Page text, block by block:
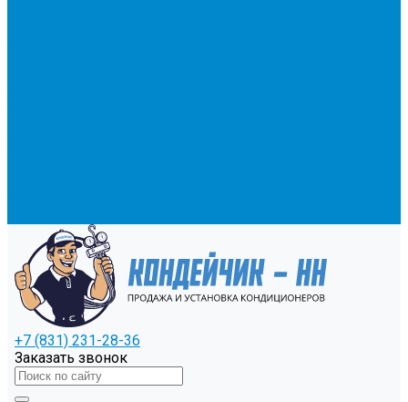
+7 (831) 231-28-36
Заказать звонок